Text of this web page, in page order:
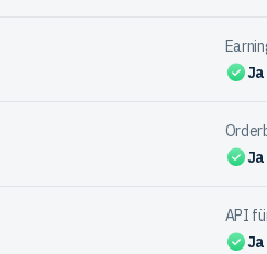
Ja
Ja
API
Ja